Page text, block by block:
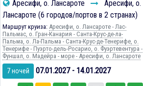
Аресифи, о. Лансароте
Аресифи, о.
Лансароте (6 городов/портов в 2 странах)
Маршрут круиза: Аресифи, о. Лансароте - Лас-
Пальмас, о. Гран-Канария - Санта-Крус-де-ла-
Пальма, о. Ла-Пальма - Санта-Крус-де-Тенерифе, о.
Тенерифе - Пуэрто-дель-Росарио, о. Фуэртевентура -
Фуншал, о. Мадейра - море - Аресифи, о. Лансароте
7 ночей 07.01.2027 - 14.01.2027